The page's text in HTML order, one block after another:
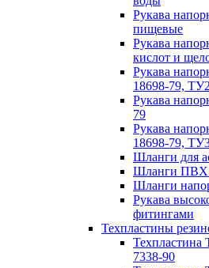
Рукава
пищевые
Рукава
кислот и
Рукава
18698-79,
Рукава
79
Рукава
18698-79,
Шланги для
Шланги ПВХ
Шланги
Рукава
фитингами
Техпластины
7338-90